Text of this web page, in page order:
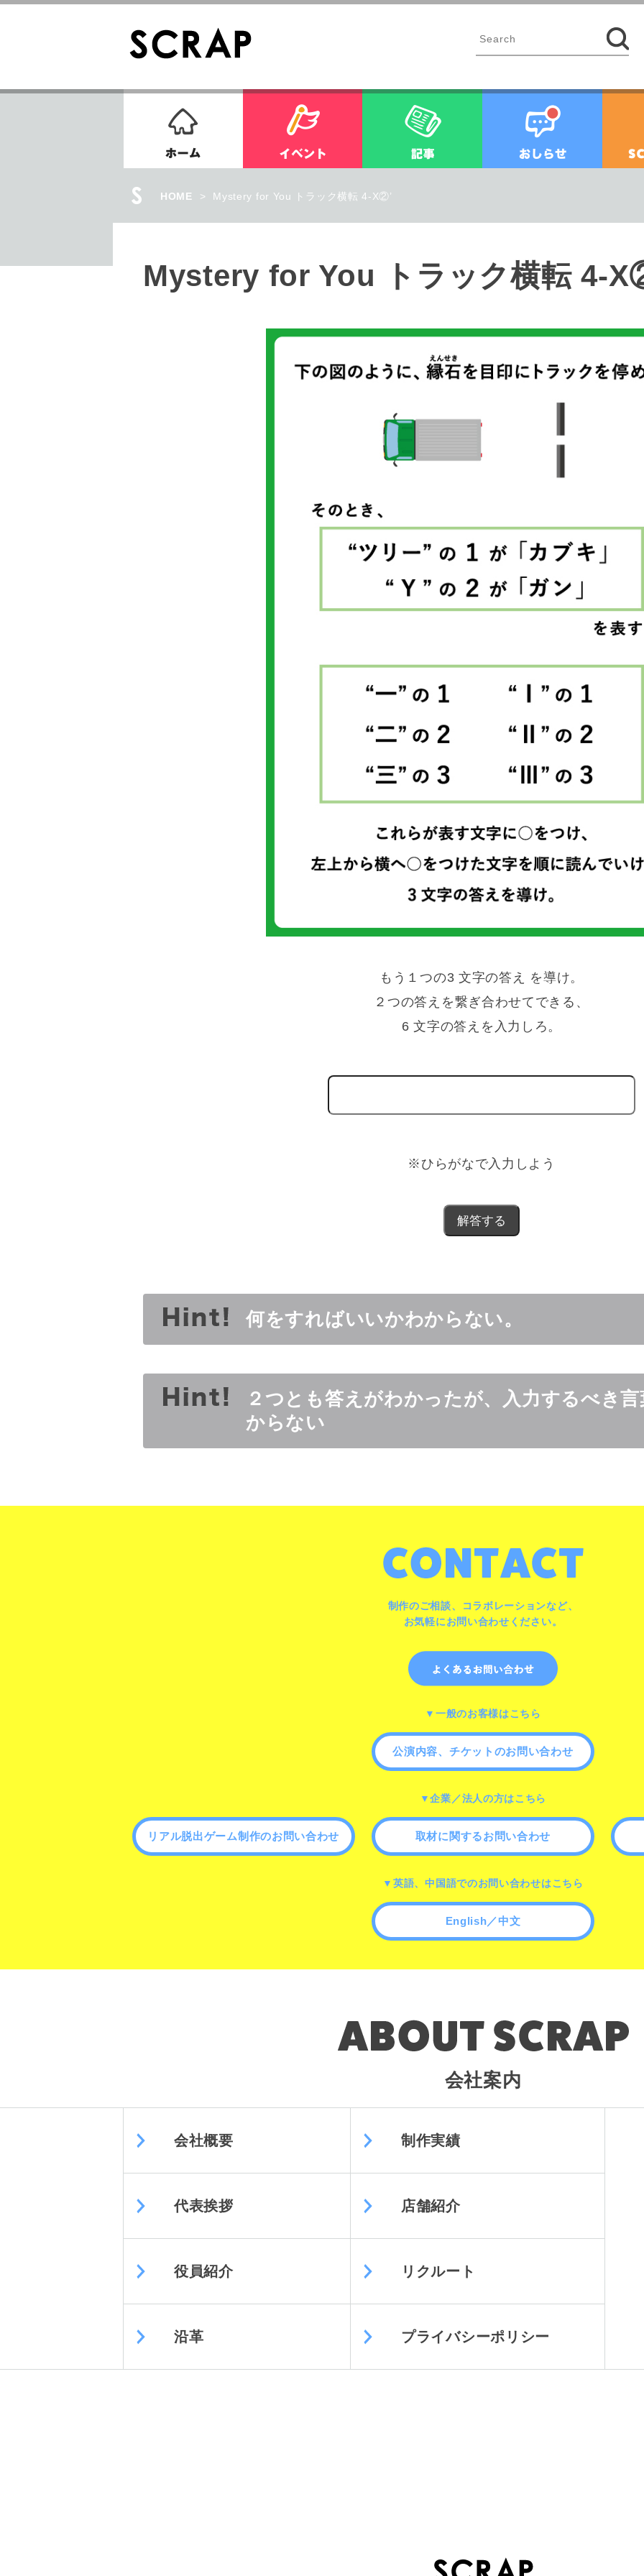
ホーム イベント 記事 お知らせ
HOME > Mystery for You トラック横転 4-X②’
Mystery for You トラック横転 4-
もう１つの3 文字の答え を導け。
２つの答えを繋ぎ合わせてできる、
6 文字の答えを入力しろ。
※ひらがなで入力しよう
何をすればいいかわからない。
２つとも答えがわかったが、入力するべき
からない
制作のご相談、コラボレーションなど、
お気軽にお問い合わせください。
▼一般のお客様はこちら
公演内容、チケットのお問い合わせ
▼企業／法人の方はこちら
リアル脱出ゲーム制作のお問い合わせ 取材に関するお問い合わせ
▼英語、中国語でのお問い合わせはこちら
English／中文
会社案内
会社概要 制作実績
代表挨拶 店舗紹介
役員紹介 リクルート
沿革 プライバシーポリシー